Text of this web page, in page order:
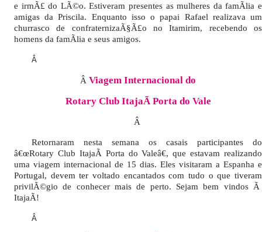
e irmÃ£ do LÃ©o. Estiveram presentes as mulheres da famÃ­lia e
amigas da Priscila. Enquanto isso o papai Rafael realizava um
churrasco de confraternizaÃ§Ã£o no Itamirim, recebendo os
homens da famÃ­lia e seus amigos.
Â
Â Viagem Internacional do
Rotary Club ItajaÃ­ Porta do Vale
Â
Retornaram nesta semana os casais participantes do
â€œRotary Club ItajaÃ­ Porta do Valeâ€, que estavam realizando
uma viagem internacional de 15 dias. Eles visitaram a Espanha e
Portugal, devem ter voltado encantados com tudo o que tiveram
privilÃ©gio de conhecer mais de perto. Sejam bem vindos Ã
ItajaÃ­!
Â